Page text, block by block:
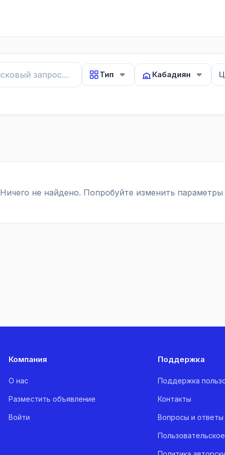
Тип Кабадиян
Ничего не найдено. Попробуйте изменить параметры
Компания
О нас
Разместить объявление
Войти
Поддержка
Поддержка
Контакты
Вопросы и ответы